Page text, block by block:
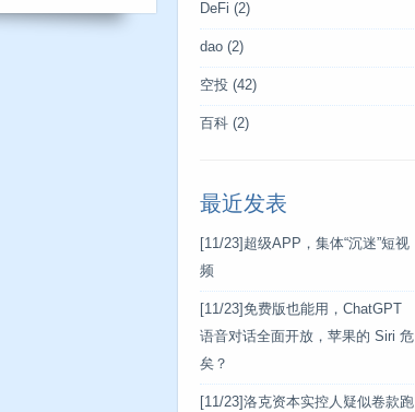
DeFi (2)
dao (2)
空投 (42)
百科 (2)
最近发表
[11/23] 超级APP，集体“沉迷”短视
频
[11/23] 免费版也能用，ChatGPT
语音对话全面开放，苹果的 Siri 危
矣？
[11/23] 洛克资本实控人疑似卷款跑